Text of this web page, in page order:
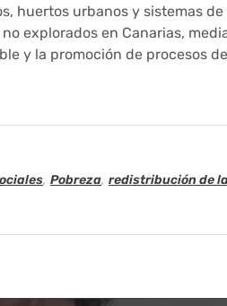
huertos urbanos y sistemas
explorados en Canarias,
y la promoción de procesos
, Pobreza, redistribución de